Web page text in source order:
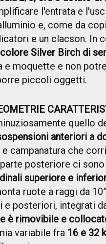
l'entrata e
e, come da
e un clacson. In
colore Silver Birch di
moquette e non
piccoli oggetti.
quello
anteriori a
campanatura che
posteriore ci
superiore e
ruote a raggi da
posteriori, integrati
è rimovibile e
variabile fra 16 e 32